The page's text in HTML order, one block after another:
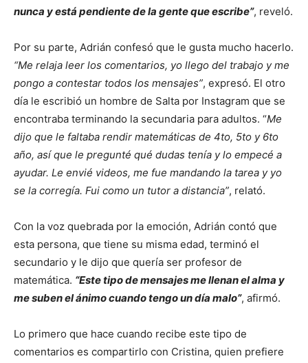
nunca y está pendiente de la gente que escribe”, reveló.
Por su parte, Adrián confesó que le gusta mucho hacerlo.
“Me relaja leer los comentarios, yo llego del trabajo y me
pongo a contestar todos los mensajes”, expresó. El otro
día le escribió un hombre de Salta por Instagram que se
encontraba terminando la secundaria para adultos. “Me
dijo que le faltaba rendir matemáticas de 4to, 5to y 6to
año, así que le pregunté qué dudas tenía y lo empecé a
ayudar. Le envié videos, me fue mandando la tarea y yo
se la corregía. Fui como un tutor a distancia”, relató.
Con la voz quebrada por la emoción, Adrián contó que
esta persona, que tiene su misma edad, terminó el
secundario y le dijo que quería ser profesor de
matemática. “Este tipo de mensajes me llenan el alma y
me suben el ánimo cuando tengo un día malo”, afirmó.
Lo primero que hace cuando recibe este tipo de
comentarios es compartirlo con Cristina, quien prefiere